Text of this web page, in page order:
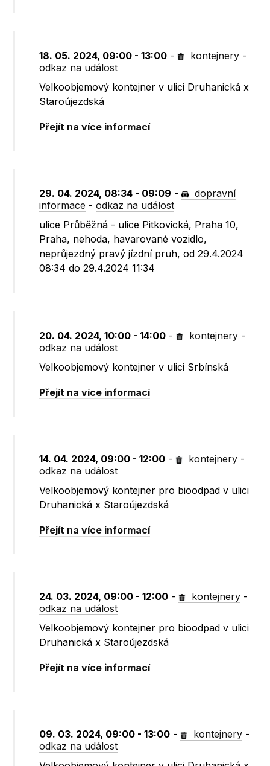
18. 05. 2024, 09:00 - 13:00 - kontejnery -
odkaz na událost
Velkoobjemový kontejner v ulici Druhanická x
Staroújezdská
Přejít na více informací
29. 04. 2024, 08:34 - 09:09 -
dopravní
informace -odkaz na událost
ulice Průběžná - ulice Pitkovická, Praha 10,
Praha, nehoda, havarované vozidlo,
neprůjezdný pravý jízdní pruh, od 29.4.2024
08:34 do 29.4.2024 11:34
20. 04. 2024, 10:00 - 14:00 - kontejnery -
odkaz na událost
Velkoobjemový kontejner v ulici Srbínská
Přejít na více informací
14. 04. 2024, 09:00 - 12:00 - kontejnery -
odkaz na událost
Velkoobjemový kontejner pro bioodpad v ulici
Druhanická x Staroújezdská
Přejít na více informací
24. 03. 2024, 09:00 - 12:00 - kontejnery -
odkaz na událost
Velkoobjemový kontejner pro bioodpad v ulici
Druhanická x Staroújezdská
Přejít na více informací
09. 03. 2024, 09:00 - 13:00 - kontejnery -
odkaz na událost